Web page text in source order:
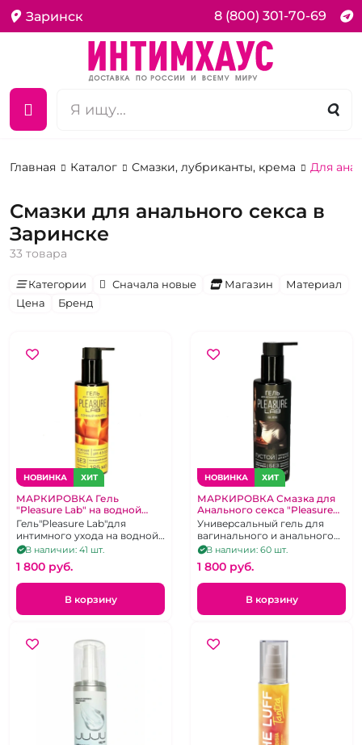
Заринск 8 (800) 301-70-69
Главная Каталог Смазки, лубриканты, крема Для
Смазки для анального секса в
Заринске
33 товара
Категории Сначала новые Магазин
Материал
Цена
Бренд
НОВИНКА ХИТ
МАРКИРОВКА Гель
"Pleasure Lab" на водной
основе сочный манго 185 мл
Гель"Pleasure Lab"для
интимного ухода на водной
основе сочный манго.
В наличии: 41 шт.
1 800 pуб.
В корзину
НОВИНКА ХИТ
МАРКИРОВКА Смазка для
Анального секса "Pleasure
Lab" с Алоэ Вера на водной
основе густой с алоэ вера
Универсальный гель для
вагинального и анального
секса густой с алое вера, 185
мл
В наличии: 60 шт.
1 800 pуб.
В корзину